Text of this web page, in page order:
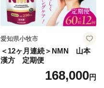
愛知県小牧市
＜12ヶ月連続＞NMN 山本
漢方 定期便
168,000円